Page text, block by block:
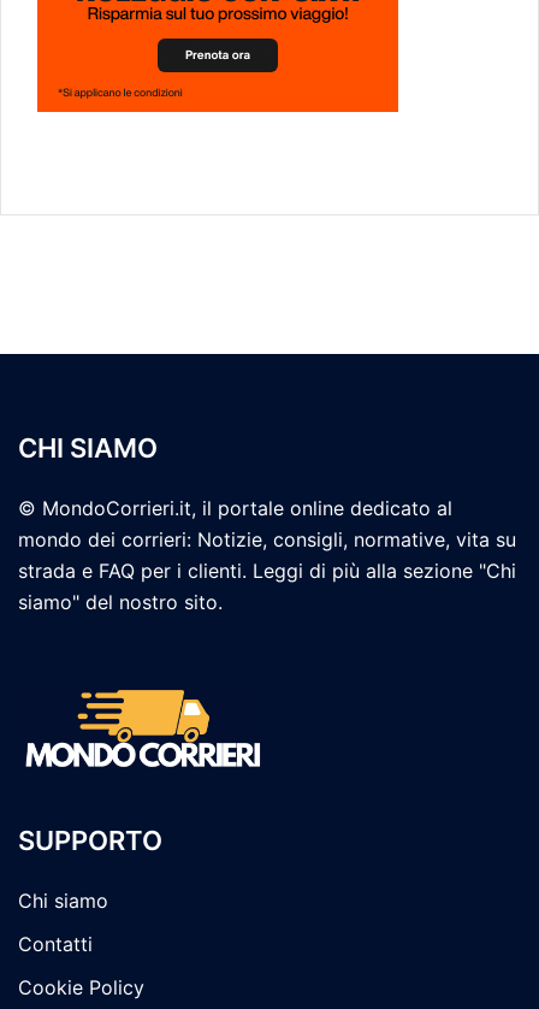
CHI SIAMO
© MondoCorrieri.it, il portale online dedicato al
mondo dei corrieri: Notizie, consigli, normative, vita su
strada e FAQ per i clienti. Leggi di più alla sezione "Chi
siamo" del nostro sito.
SUPPORTO
Chi siamo
Contatti
Cookie Policy